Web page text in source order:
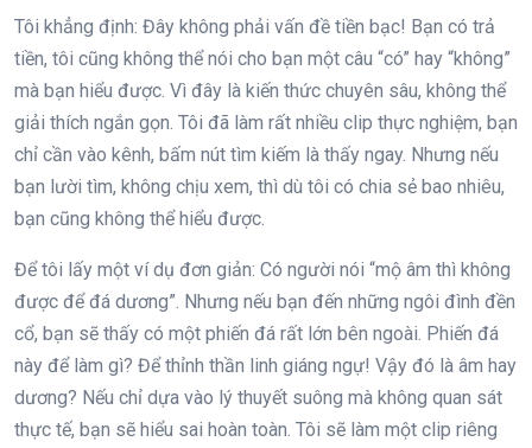
Tôi khẳng định: Đây không phải vấn đề tiền bạc! Bạn có trả
tiền, tôi cũng không thể nói cho bạn một câu “có” hay “không”
mà bạn hiểu được. Vì đây là kiến thức chuyên sâu, không thể
giải thích ngắn gọn. Tôi đã làm rất nhiều clip thực nghiệm, bạn
chỉ cần vào kênh, bấm nút tìm kiếm là thấy ngay. Nhưng nếu
bạn lười tìm, không chịu xem, thì dù tôi có chia sẻ bao nhiêu,
bạn cũng không thể hiểu được.
Để tôi lấy một ví dụ đơn giản: Có người nói “mộ âm thì không
được để đá dương”. Nhưng nếu bạn đến những ngôi đình đền
cổ, bạn sẽ thấy có một phiến đá rất lớn bên ngoài. Phiến đá
này để làm gì? Để thỉnh thần linh giáng ngự! Vậy đó là âm hay
dương? Nếu chỉ dựa vào lý thuyết suông mà không quan sát
thực tế, bạn sẽ hiểu sai hoàn toàn. Tôi sẽ làm một clip riêng